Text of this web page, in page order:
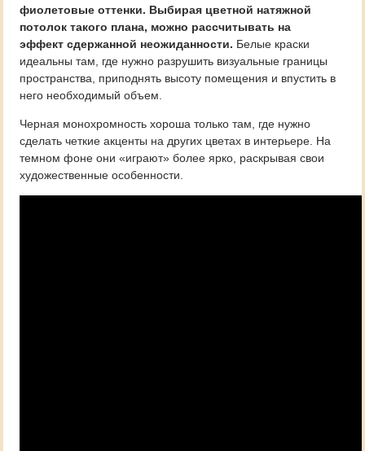
фиолетовые оттенки. Выбирая цветной натяжной
потолок такого плана, можно рассчитывать на
эффект сдержанной неожиданности. Белые краски
идеальны там, где нужно разрушить визуальные границы
пространства, приподнять высоту помещения и впустить в
него необходимый объем.
Черная монохромность хороша только там, где нужно
сделать четкие акценты на других цветах в интерьере. На
темном фоне они «играют» более ярко, раскрывая свои
художественные особенности.